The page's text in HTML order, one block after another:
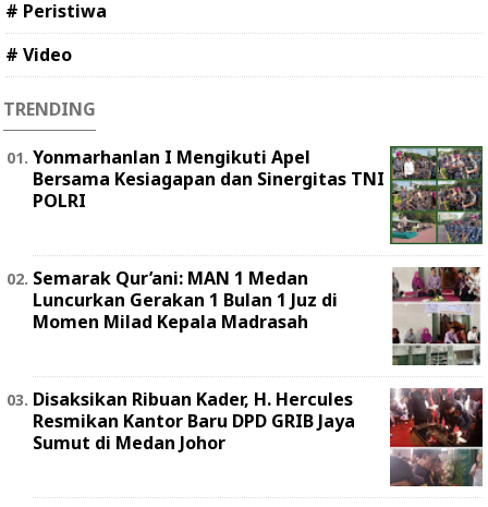
# Peristiwa
# Video
TRENDING
Yonmarhanlan I Mengikuti Apel
Bersama Kesiagapan dan Sinergitas TNI
POLRI
Semarak Qur’ani: MAN 1 Medan
Luncurkan Gerakan 1 Bulan 1 Juz di
Momen Milad Kepala Madrasah
Disaksikan Ribuan Kader, H. Hercules
Resmikan Kantor Baru DPD GRIB Jaya
Sumut di Medan Johor